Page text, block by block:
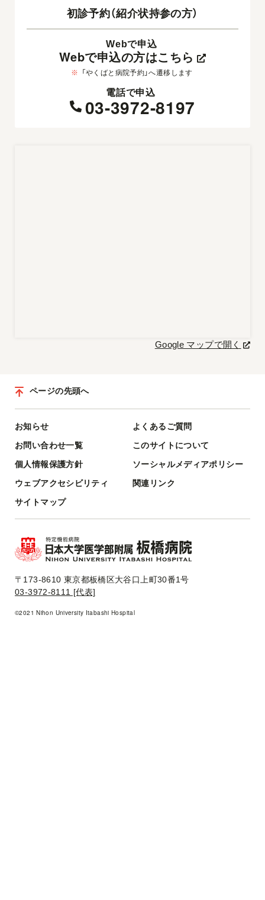
初診予約（紹介状持参の方）
Webで申込
Webで申込の方はこちら
※ 「やくばと病院予約」へ遷移します
電話で申込
03-3972-8197
Google マップで開く
お知らせ
よくあるご質問
お問い合わせ一覧
このサイトについて
個人情報保護方針
ソーシャルメディアポリシー
ウェブアクセシビリティ
関連リンク
サイトマップ
ページの先頭へ
〒173-8610 東京都板橋区大谷口上町30番1号
03-3972-8111 [代表]
©2021 Nihon University Itabashi Hospital